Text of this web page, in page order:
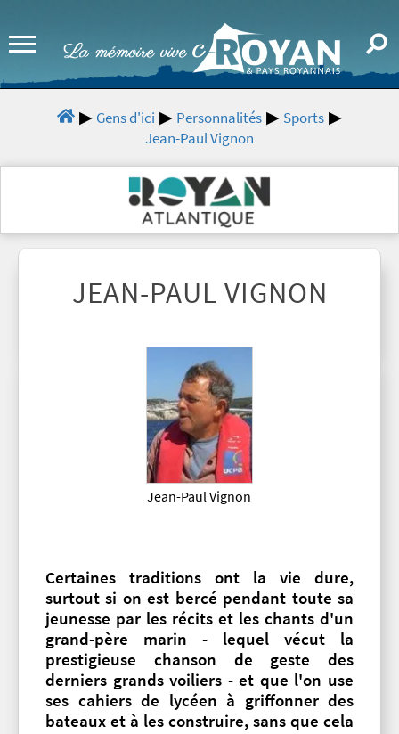
Gens d'ici Personnalités
Sports
Jean-Paul Vignon
JEAN-PAUL VIGNON
Jean-Paul Vignon
Certaines traditions ont la vie dure,
surtout si on est bercé pendant toute sa
jeunesse par les récits et les chants d'un
grand-père marin - lequel vécut la
prestigieuse chanson de geste des
derniers grands voiliers - et que l'on use
ses cahiers de lycéen à griffonner des
bateaux et à les construire, sans que cela